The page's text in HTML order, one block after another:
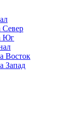
Север
Юг
Восток
Запад